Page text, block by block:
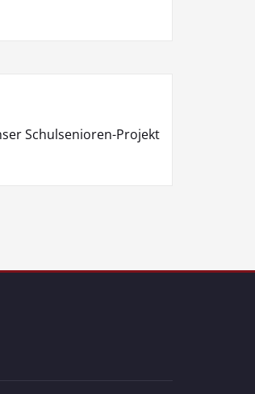
Schulsenioren-Projekt